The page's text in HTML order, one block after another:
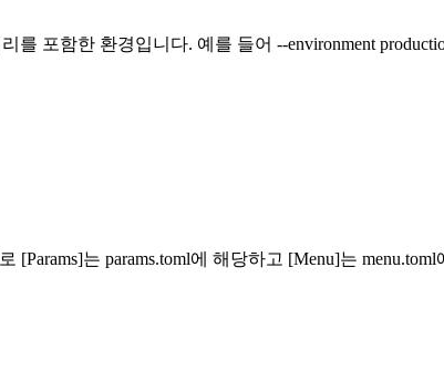
를 포함한 환경입니다. 예를 들어 --environment
는 params.toml에 해당하고 [Menu]는